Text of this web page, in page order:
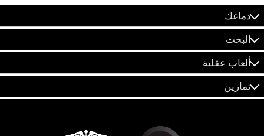
دماغك
البحث
ألعاب عقلية
تمارين